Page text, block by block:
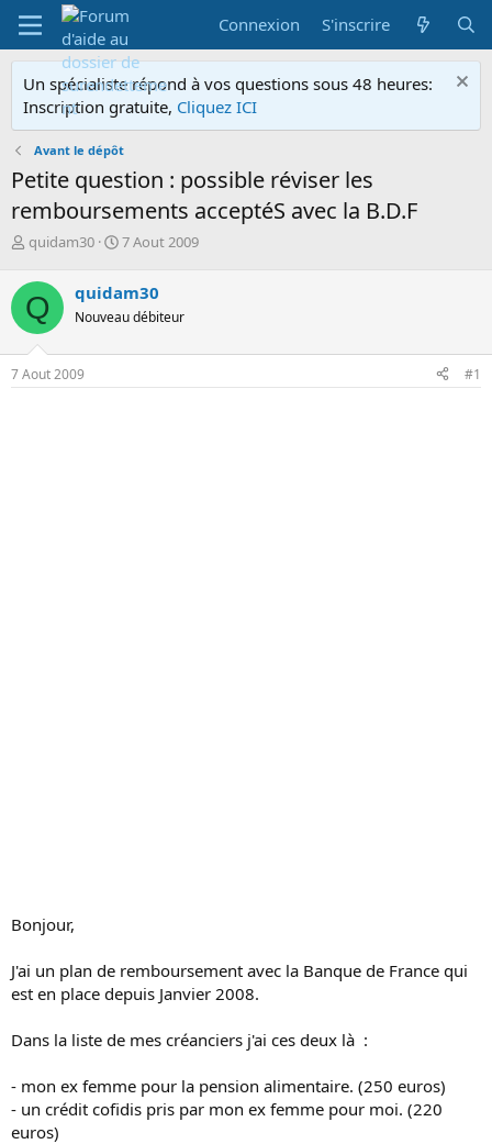
Connexion S'inscrire
Un spécialiste répond à vos questions sous 48 heures:
Inscription gratuite, Cliquez ICI
Avant le dépôt
Petite question : possible réviser les
remboursements acceptéS avec la B.D.F
A
t
e
u
r
d
e
quidam30
D
e
d
d
7 Aout 2009
Q quidam30
Nouveau débiteur
7 Aout 2009 #1
Bonjour,
J'ai un plan de remboursement avec la Banque de France qui
est en place depuis Janvier 2008.
Dans la liste de mes créanciers j'ai ces deux là :
- mon ex femme pour la pension alimentaire. (250 euros)
- un crédit cofidis pris par mon ex femme pour moi. (220
euros)